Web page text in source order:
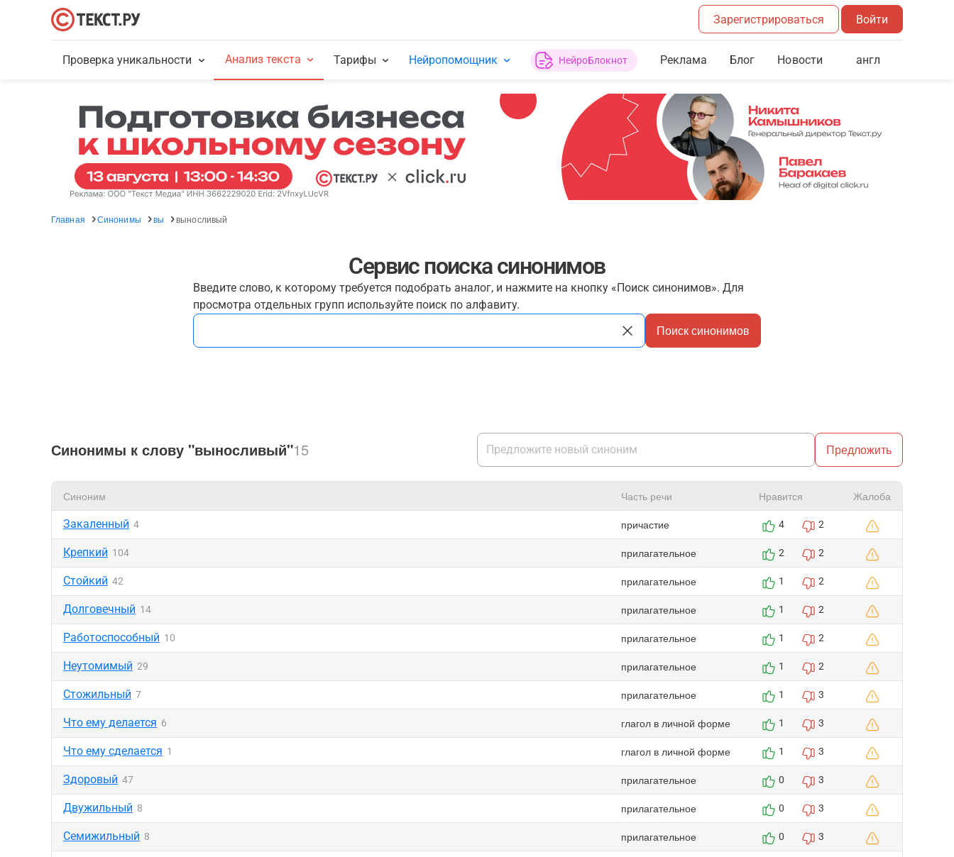
Зарегистрироваться Войти
Проверка уникальности Анализ текста Тарифы Нейропомощник НейроБлокнот Реклама Блог Новости англ
Главная Синонимы вы выносливый
Сервис поиска синонимов
Введите слово, к которому требуется подобрать аналог, и нажмите на кнопку «Поиск синонимов». Для
просмотра отдельных групп используйте поиск по алфавиту.
Поиск синонимов
Синонимы к слову "выносливый"15 Предложить
Синоним Часть речи Нравится Жалоба
Закаленный 4 причастие 4 2
Крепкий 104 прилагательное 2 2
Стойкий 42 прилагательное 1 2
Долговечный 14 прилагательное 1 2
Работоспособный 10 прилагательное 1 2
Неутомимый 29 прилагательное 1 2
Стожильный 7 прилагательное 1 3
Что ему делается 6 глагол в личной форме 1 3
Что ему сделается 1 глагол в личной форме 1 3
Здоровый 47 прилагательное 0 3
Двужильный 8 прилагательное 0 3
Семижильный 8 прилагательное 0 3